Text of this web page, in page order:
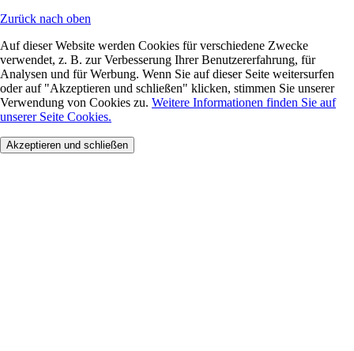
Zurück nach oben
Auf dieser Website werden Cookies für verschiedene Zwecke
verwendet, z. B. zur Verbesserung Ihrer Benutzererfahrung, für
Analysen und für Werbung. Wenn Sie auf dieser Seite weitersurfen
oder auf "Akzeptieren und schließen" klicken, stimmen Sie unserer
Verwendung von Cookies zu. Weitere Informationen finden Sie auf
unserer Seite Cookies.
Akzeptieren und schließen